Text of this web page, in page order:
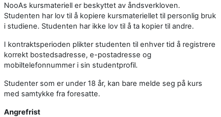
NooAs kursmateriell er beskyttet av åndsverkloven.
Studenten har lov til å kopiere kursmateriellet til personlig bruk
i studiene. Studenten har ikke lov til å ta kopier til andre.
I kontraktsperioden plikter studenten til enhver tid å registrere
korrekt bostedsadresse, e-postadresse og
mobiltelefonnummer i sin studentprofil.
Studenter som er under 18 år, kan bare melde seg på kurs
med samtykke fra foresatte.
Angrefrist